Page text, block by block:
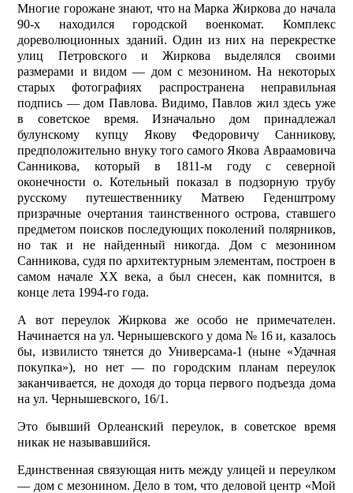
Многие горожане знают, что на Марка Жиркова до начала
90-х находился городской военкомат. Комплекс
дореволюционных зданий. Один из них на перекрестке
улиц Петровского и Жиркова выделялся своими
размерами и видом — дом с мезонином. На некоторых
старых фотографиях распространена неправильная
подпись — дом Павлова. Видимо, Павлов жил здесь уже
в советское время. Изначально дом принадлежал
булунскому купцу Якову Федоровичу Санникову,
предположительно внуку того самого Якова Авраамовича
Санникова, который в 1811-м­ году с северной
оконечности о. Котельный показал в подзорную трубу
русскому путешественнику Матвею Геденштрому
призрачные очертания таинственного острова, ставшего
предметом поисков последующих поколений полярников,
но так и не найденный никогда. Дом с мезонином
Санникова, судя по архитектурным элементам, построен в
самом начале ХХ века, а был снесен, как помнится, в
конце лета 1994-го года.
А вот переулок Жиркова же особо не примечателен.
Начинается на ул. Чернышевского у дома № 16 и, казалось
бы, извилисто тянется до Универсама-1 (ныне «Удачная
покупка»), но нет — по городским планам переулок
заканчивается, не доходя до торца первого подъезда дома
на ул. Чернышевского, 16/1.
Это бывший Орлеанский переулок, в советское время
никак не называвшийся.
Единственная связующая нить между улицей и переулком
— дом с мезонином. Дело в том, что деловой центр «Мой